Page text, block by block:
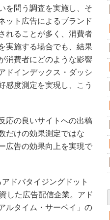
を問う調査を実施し、そ
ット広告によるブランド
れることが多く、消費者
実施する場合でも、結果
消費者にどのような影響
ドインデックス・ダッシ
感度測定を実現し、こう
応の良いサイトへの出稿
だけの効果測定ではな
広告の効果向上を実現で
ドバタイジングドット
した広告配信企業。アド
ルタイム・サーベイ」の